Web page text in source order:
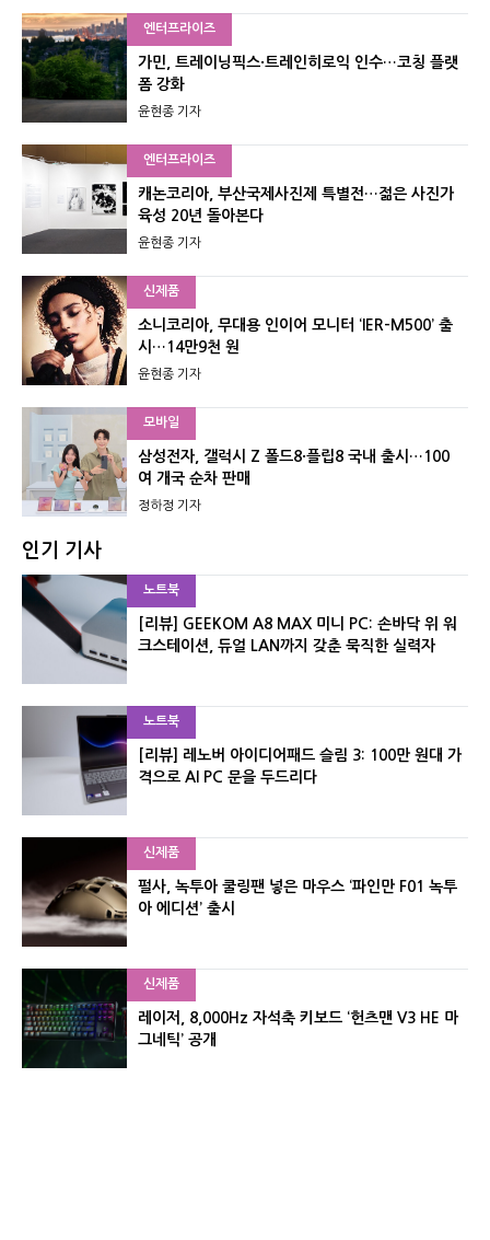
엔터프라이즈
가민, 트레이닝픽스·트레인히로익 인수…코칭 플랫
폼 강화
윤현종 기자
엔터프라이즈
캐논코리아, 부산국제사진제 특별전…젊은 사진가
육성 20년 돌아본다
윤현종 기자
신제품
소니코리아, 무대용 인이어 모니터 ‘IER-M500’ 출
시…14만9천 원
윤현종 기자
모바일
삼성전자, 갤럭시 Z 폴드8·플립8 국내 출시…100
여 개국 순차 판매
정하정 기자
인기 기사
노트북
[리뷰] GEEKOM A8 MAX 미니 PC: 손바닥 위 워
크스테이션, 듀얼 LAN까지 갖춘 묵직한 실력자
노트북
[리뷰] 레노버 아이디어패드 슬림 3: 100만 원대 가
격으로 AI PC 문을 두드리다
신제품
펄사, 녹투아 쿨링팬 넣은 마우스 ‘파인만 F01 녹투
아 에디션’ 출시
신제품
레이저, 8,000Hz 자석축 키보드 ‘헌츠맨 V3 HE 마
그네틱’ 공개